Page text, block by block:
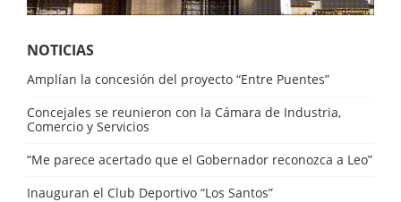
NOTICIAS
Amplían la concesión del proyecto “Entre Puentes”
Concejales se reunieron con la Cámara de Industria,
Comercio y Servicios
“Me parece acertado que el Gobernador reconozca a Leo”
Inauguran el Club Deportivo “Los Santos”